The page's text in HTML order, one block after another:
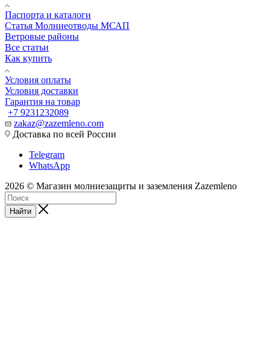
Паспорта и каталоги
Статья Молниеотводы МСАП
Ветровые районы
Все статьи
Как купить
Условия оплаты
Условия доставки
Гарантия на товар
+7 9231232089
zakaz@zazemleno.com
Доставка по всей России
Telegram
WhatsApp
2026 © Магазин молниезащиты и заземления Zazemleno
Найти